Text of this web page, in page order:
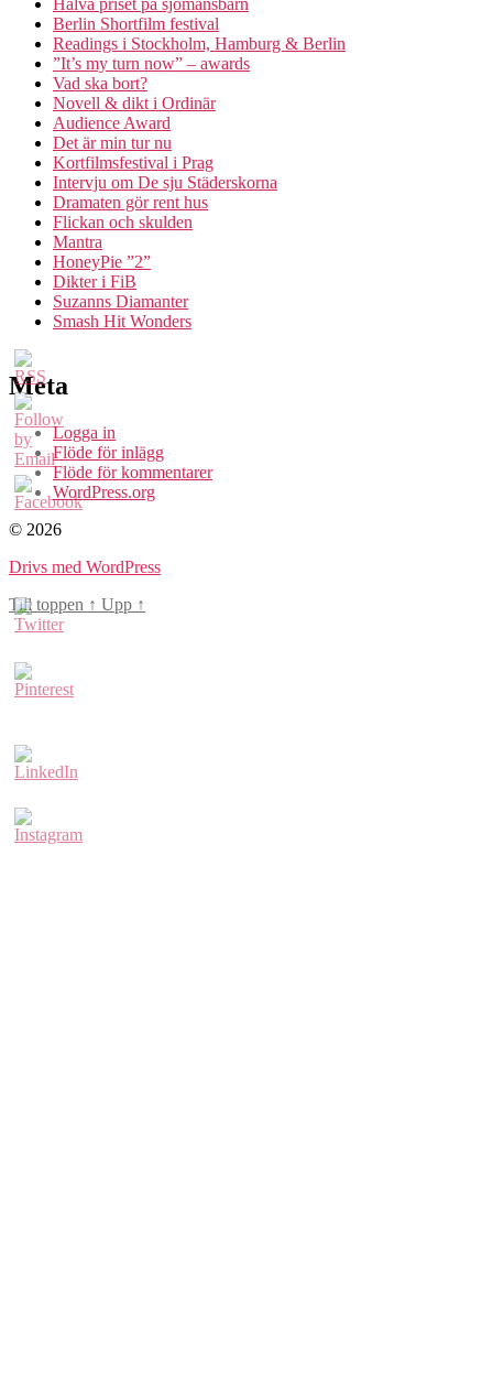
Halva priset på sjömansbarn
Berlin Shortfilm festival
Readings i Stockholm, Hamburg & Berlin
”It’s my turn now” – awards
Vad ska bort?
Novell & dikt i Ordinär
Audience Award
Det är min tur nu
Kortfilmsfestival i Prag
Intervju om De sju Städerskorna
Dramaten gör rent hus
Flickan och skulden
Mantra
HoneyPie ”2”
Dikter i FiB
Suzanns Diamanter
Smash Hit Wonders
Meta
Logga in
Flöde för inlägg
Flöde för kommentarer
WordPress.org
© 2026
Drivs med WordPress
Till toppen ↑ Upp ↑